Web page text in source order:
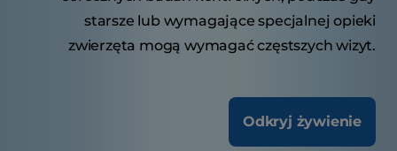
starsze lub wymagające specjalnej opieki
zwierzęta mogą wymagać częstszych wizyt.
Odkryj żywienie